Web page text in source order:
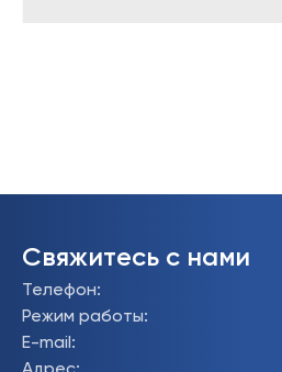
Свяжитесь с нами
Телефон:
Режим работы:
E-mail :